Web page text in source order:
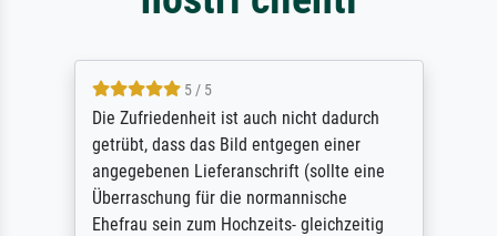
5 / 5
Die Zufriedenheit ist auch nicht dadurch
getrübt, dass das Bild entgegen einer
angegebenen Lieferanschrift (sollte eine
Überraschung für die normannische
Ehefrau sein zum Hochzeits- gleichzeitig